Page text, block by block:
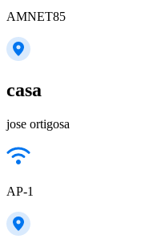
AMNET85
casa
jose ortigosa
AP-1